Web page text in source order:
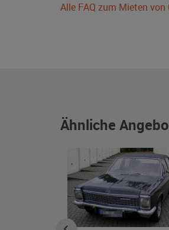
Alle FAQ zum Mieten von
Ähnliche